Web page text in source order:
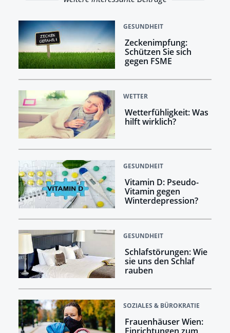
GESUNDHEIT
Zeckenimpfung:
Schützen Sie sich
gegen FSME
WETTER
Wetterfühligkeit: Was
hilft wirklich?
GESUNDHEIT
Vitamin D: Pseudo-
Vitamin gegen
Winterdepression?
GESUNDHEIT
Schlafstörungen: Wie
sie uns den Schlaf
rauben
SOZIALES & BÜROKRATIE
Frauenhäuser Wien: